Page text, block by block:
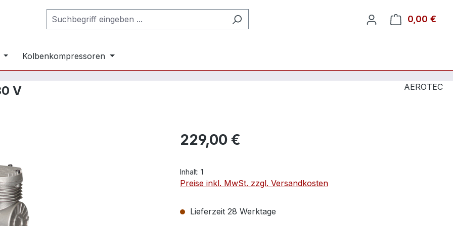
0,00 €
Kolbenkompressoren
V AEROTEC
229,00 €
Inhalt: 1
Preise inkl. MwSt. zzgl. Versandkosten
Lieferzeit 28 Werktage